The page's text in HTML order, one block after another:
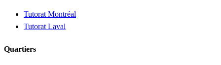
Tutorat Montréal
Tutorat Laval
Quartiers